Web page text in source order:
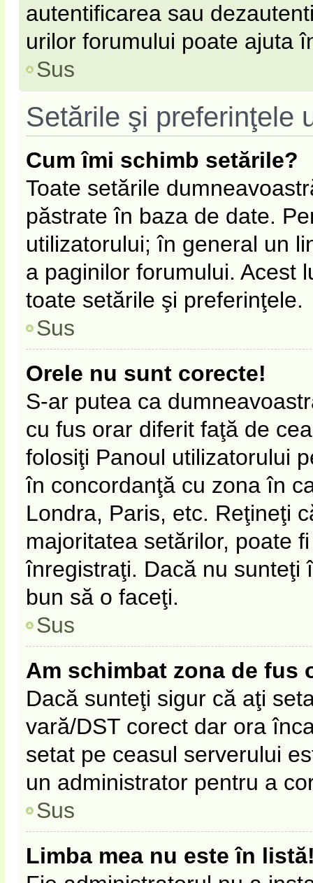
autentificarea sau
urilor forumului poate ajuta
Sus
Setările şi preferinţele
Cum îmi schimb setările?
Toate setările
păstrate în baza de date.
utilizatorului; în general un
a paginilor forumului. Acest
toate setările şi preferinţele.
Sus
Orele nu sunt corecte!
S-ar putea ca
cu fus orar diferit faţă de
folosiţi Panoul utilizatorului
în concordanţă cu zona în
Londra, Paris, etc. Reţineţi
majoritatea setărilor, poate
înregistraţi. Dacă nu sunteţi
bun să o faceţi.
Sus
Am schimbat zona de fus
Dacă sunteţi sigur că aţi
vară/DST corect dar ora
setat pe ceasul serverului
un administrator pentru a
Sus
Limba mea nu este în